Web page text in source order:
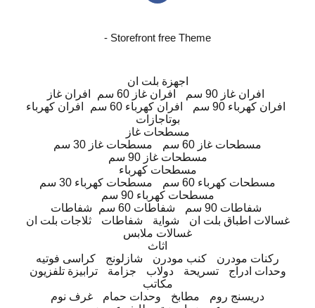
- Storefront free Theme
اجهزة بلت ان
افران غاز
افران غاز 60 سم
افران غاز 90 سم
افران كهرباء
افران كهرباء 60 سم
افران كهرباء 90 سم
بوتاجازات
مسطحات غاز
مسطحات غاز 30 سم
مسطحات غاز 60 سم
مسطحات غاز 90 سم
مسطحات كهرباء
مسطحات كهرباء 30 سم
مسطحات كهرباء 60 سم
مسطحات كهرباء 90 سم
شفاطات
شفاطات 60 سم
شفاطات 90 سم
ثلاجات بلت ان
شفاطات شواية
غسالات اطباق بلت ان
غسالات ملابس
اثاث
كراسى فوتيه
شازلونج كنب مودرن
ركنات مودرن
ترابيزة تلفزيون
جزامة دولاب تسريحة
وحدات ادراج
مكاتب
غرف نوم
وحدات حمام مطابخ
دريسنج روم